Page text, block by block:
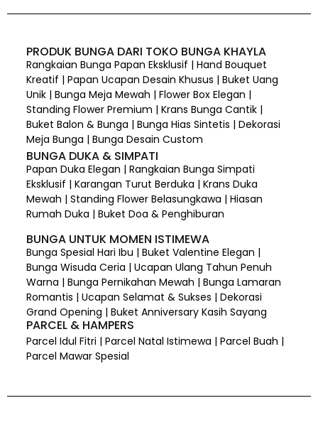
PRODUK BUNGA DARI TOKO BUNGA KHAYLA
Rangkaian Bunga Papan Eksklusif | Hand Bouquet
Kreatif | Papan Ucapan Desain Khusus | Buket Uang
Unik | Bunga Meja Mewah | Flower Box Elegan |
Standing Flower Premium | Krans Bunga Cantik |
Buket Balon & Bunga | Bunga Hias Sintetis | Dekorasi
Meja Bunga | Bunga Desain Custom
BUNGA DUKA & SIMPATI
Papan Duka Elegan | Rangkaian Bunga Simpati
Eksklusif | Karangan Turut Berduka | Krans Duka
Mewah | Standing Flower Belasungkawa | Hiasan
Rumah Duka | Buket Doa & Penghiburan
BUNGA UNTUK MOMEN ISTIMEWA
Bunga Spesial Hari Ibu | Buket Valentine Elegan |
Bunga Wisuda Ceria | Ucapan Ulang Tahun Penuh
Warna | Bunga Pernikahan Mewah | Bunga Lamaran
Romantis | Ucapan Selamat & Sukses | Dekorasi
Grand Opening | Buket Anniversary Kasih Sayang
PARCEL & HAMPERS
Parcel Idul Fitri | Parcel Natal Istimewa | Parcel Buah |
Parcel Mawar Spesial